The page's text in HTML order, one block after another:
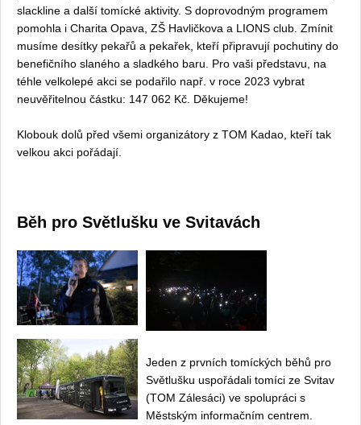
slackline a další tomícké aktivity. S doprovodným programem
pomohla i Charita Opava, ZŠ Havličkova a LIONS club. Zmínit
musíme desítky pekařů a pekařek, kteří připravují pochutiny do
benefičního slaného a sladkého baru. Pro vaši představu, na
téhle velkolepé akci se podařilo např. v roce 2023 vybrat
neuvěřitelnou částku: 147 062 Kč. Děkujeme!
Klobouk dolů před všemi organizátory z TOM Kadao, kteří tak
velkou akci pořádají.
Běh pro Světlušku ve Svitavách
Jeden z prvních tomíckých běhů pro
Světlušku uspořádali tomíci ze Svitav
(TOM Zálesáci) ve spolupráci s
Městským informačním centrem.